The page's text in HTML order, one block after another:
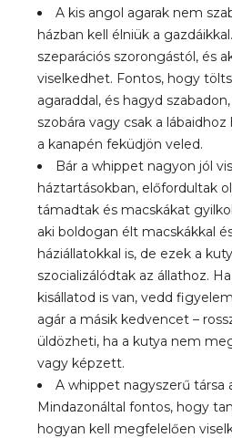
A kis angol agarak nem
házban kell élniük a
szeparációs szorongástól, és
viselkedhet. Fontos, hogy
agaraddal, és hagyd
szobára vagy csak a
a kanapén feküdjön veled.
Bár a whippet nagyon jól
háztartásokban, előfordultak
támadtak és macskákat
aki boldogan élt macskákkal
háziállatokkal is, de ezek a
szocializálódtak az állathoz.
kisállatod is van, vedd
agár a másik kedvencet –
üldözheti, ha a kutya nem
vagy képzett.
A whippet nagyszerű társa
Mindazonáltal fontos, hogy
hogyan kell megfelelően